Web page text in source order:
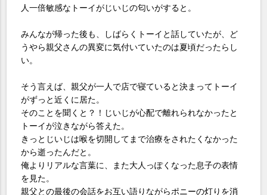
人一倍敏感なトーイがじいじの匂いがすると。
みんなが帰った後も、しばらくトーイと話していたが、ど
うやら親父さんの異変に気付いていたのは夏頃だったらし
い。
そう言えば、親父が一人で店で寝ていると決まってトーイ
がずっと近くに居た。
そのことを聞くと？！じいじが心配で離れられなかったと
トーイが泣きながら答えた。
きっとじいじは喉を切開してまで治療をされたくなかった
から逝ったんだと。
俺よりリアルな言葉に、また大人っぽくなった息子の表情
を見た。
親父との最後の会話をお互い語りながらポニーの灯りを消